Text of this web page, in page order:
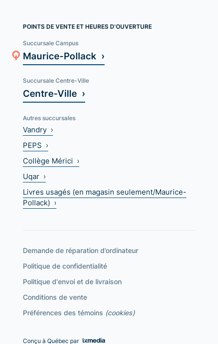
POINTS DE VENTE ET HEURES D'OUVERTURE
Succursale Campus
Maurice-Pollack ›
Succursale Centre-Ville
Centre-Ville ›
Autres succursales
Vandry ›
PEPS ›
Collège Mérici ›
Uqar ›
Livres usagés (en magasin seulement/Maurice-
Pollack) ›
Demande de réparation d’ordinateur
Politique de confidentialité
Politique d'envoi et de livraison
Conditions de vente
Préférences des témoins (cookies)
Conçu à Québec par